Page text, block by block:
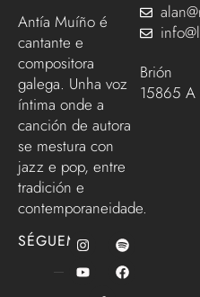
Antía Muíño é
cantante e
compositora
galega. Unha voz
íntima onde a
canción de autora
se mestura con
jazz e pop, entre
tradición e
contemporaneidade.
SÉGUEME
Brión
15865 A